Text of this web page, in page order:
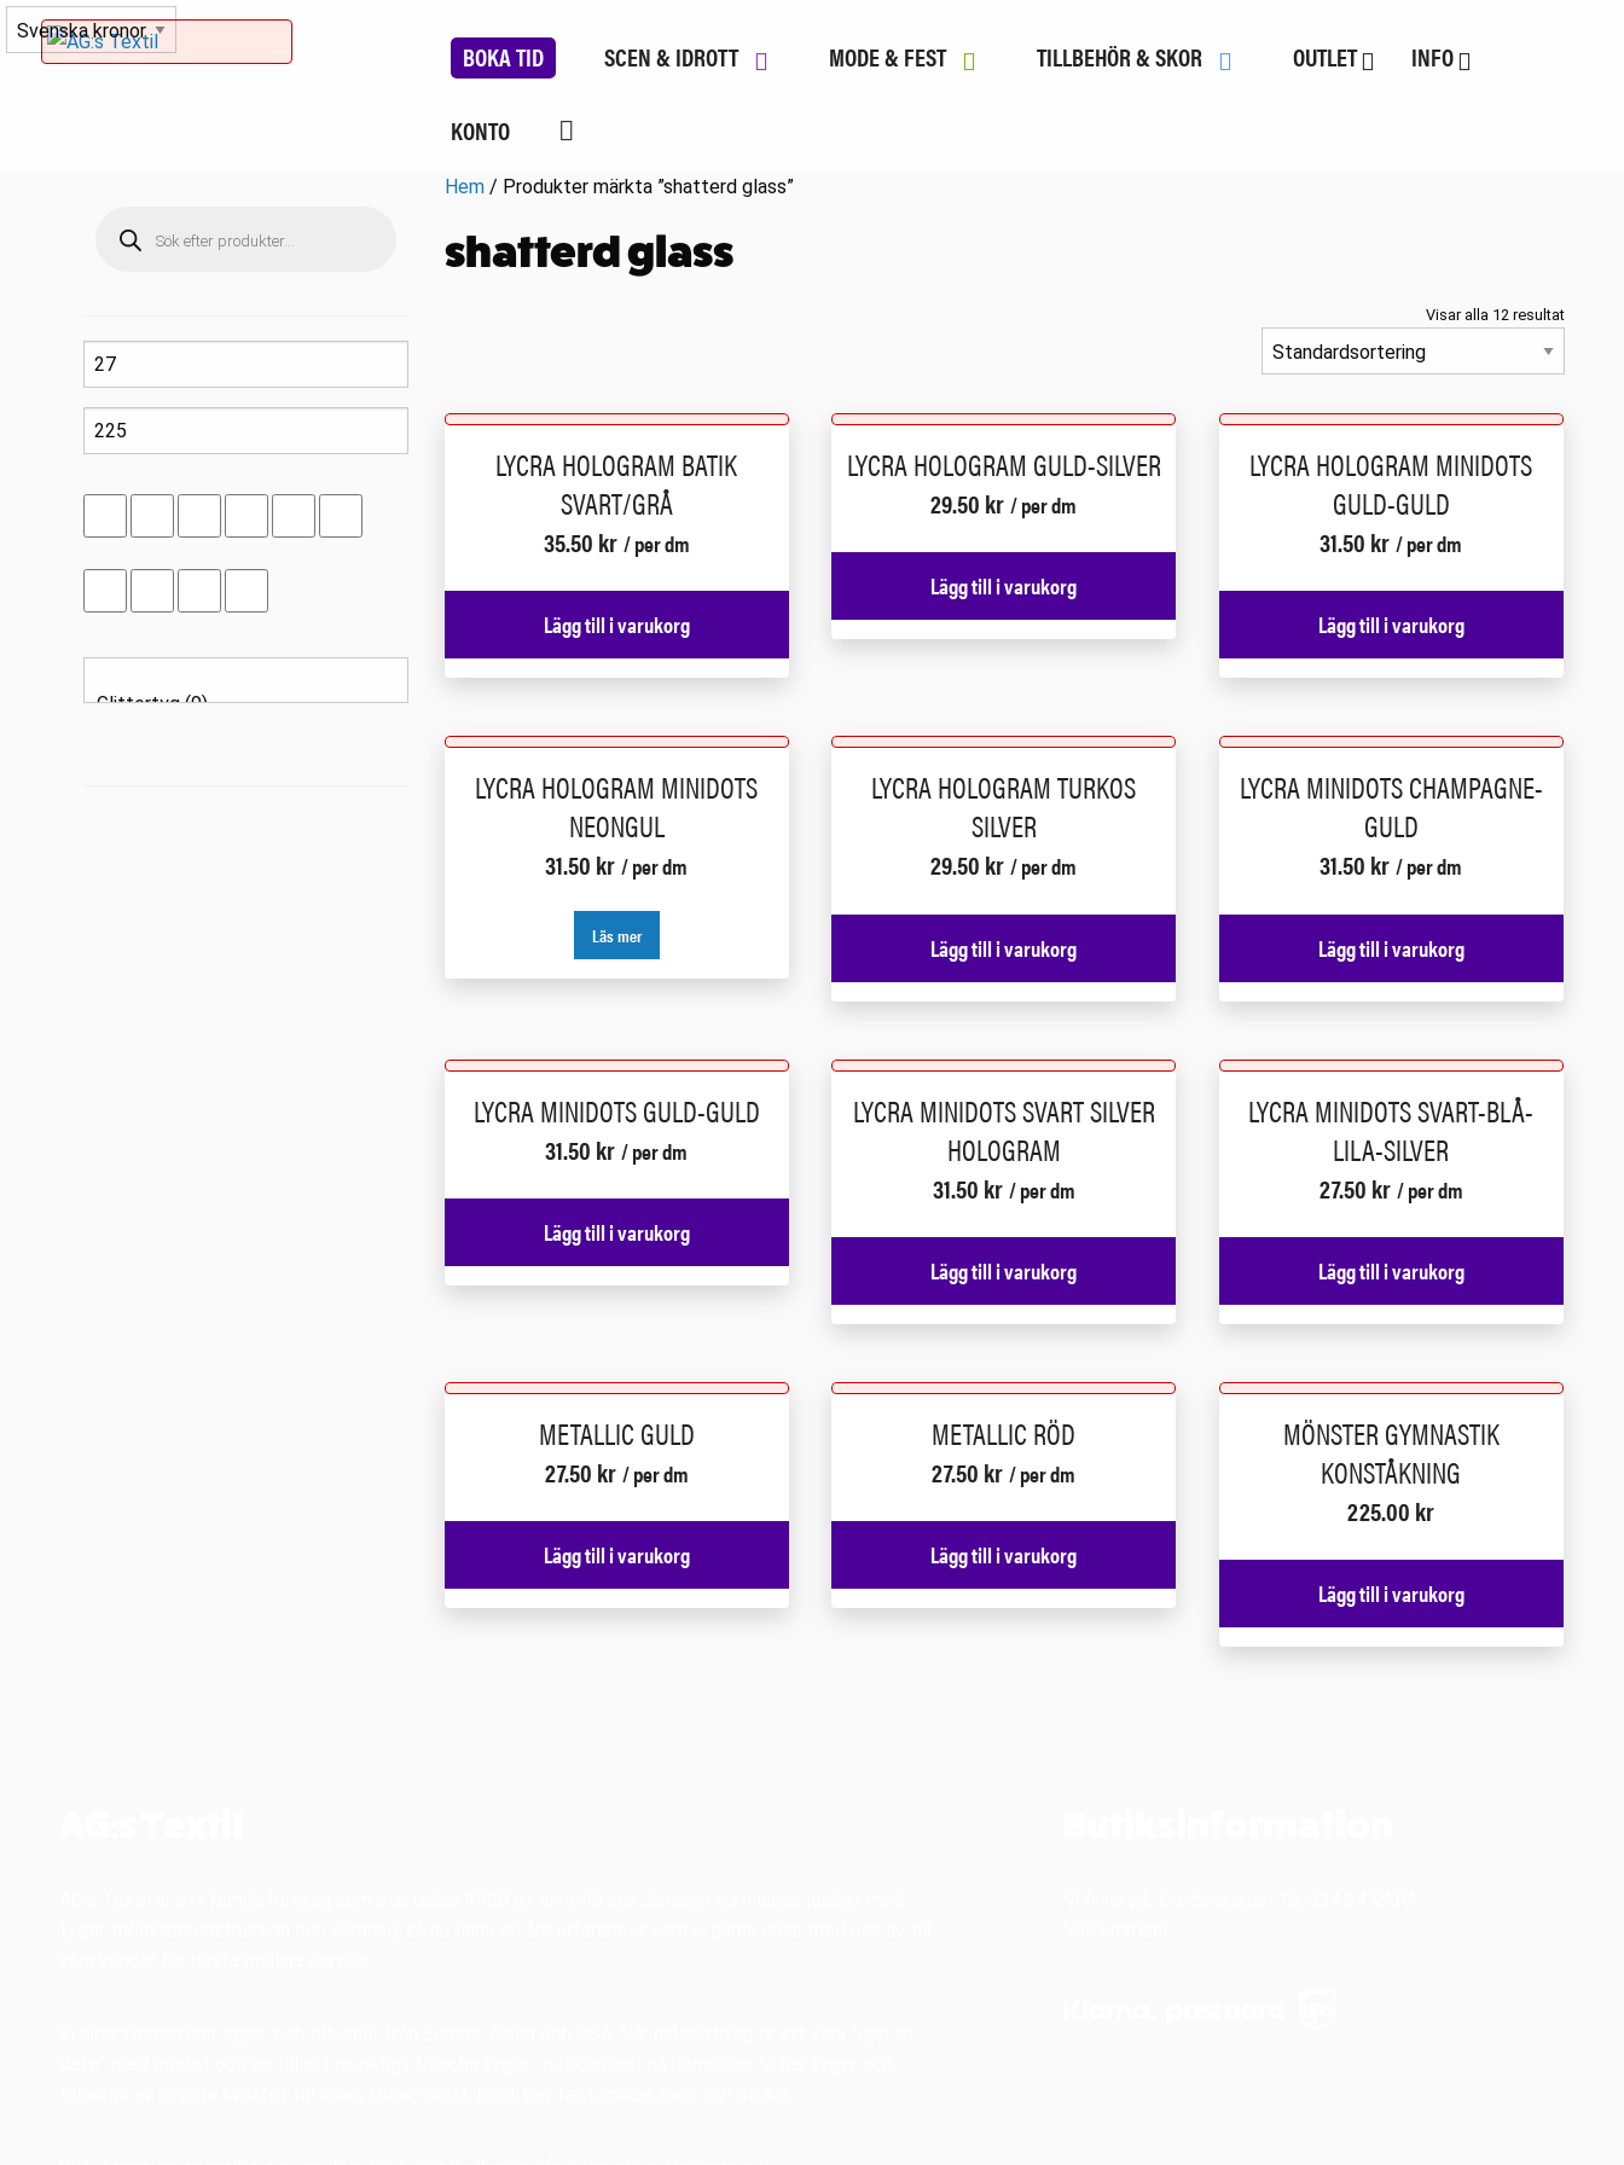
BOKA TID SCEN & IDROTT MODE & FEST TILLBEHÖR & SKOR OUTLET INFO
KONTO
Hem/ Produkter märkta ”shatterd glass”
shatterd glass
Visar alla 12 resultat
LYCRA HOLOGRAM BATIK
SVART/GRÅ
35.50 kr / per dm
Lägg till i varukorg
LYCRA HOLOGRAM GULD-SILVER
29.50 kr / per dm
Lägg till i varukorg
LYCRA HOLOGRAM MINIDOTS
GULD-GULD
31.50 kr / per dm
Lägg till i varukorg
LYCRA HOLOGRAM MINIDOTS
NEONGUL
31.50 kr / per dm
Läs mer
LYCRA HOLOGRAM TURKOS
SILVER
29.50 kr / per dm
Lägg till i varukorg
LYCRA MINIDOTS CHAMPAGNE-
GULD
31.50 kr / per dm
Lägg till i varukorg
LYCRA MINIDOTS GULD-GULD
31.50 kr / per dm
Lägg till i varukorg
LYCRA MINIDOTS SVART SILVER
HOLOGRAM
31.50 kr / per dm
Lägg till i varukorg
LYCRA MINIDOTS SVART-BLÅ-
LILA-SILVER
27.50 kr / per dm
Lägg till i varukorg
METALLIC GULD
27.50 kr / per dm
Lägg till i varukorg
METALLIC RÖD
27.50 kr / per dm
Lägg till i varukorg
MÖNSTER GYMNASTIK
KONSTÅKNING
225.00 kr
Lägg till i varukorg